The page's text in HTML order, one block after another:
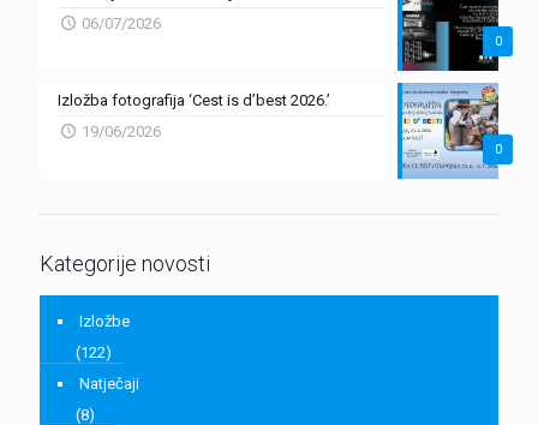
0
06/07/2026
0
Izložba fotografija ‘Cest is d’best 2026.’
19/06/2026
Kategorije novosti
Izložbe
(122)
Natječaji
(8)